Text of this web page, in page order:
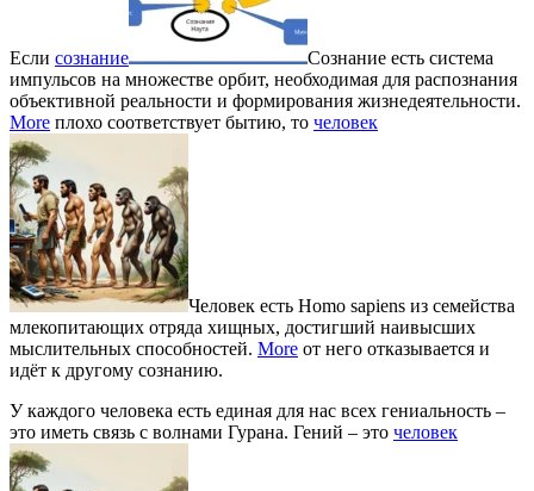
Если сознание
Сознание есть система
импульсов на множестве орбит, необходимая для распознания
объективной реальности и формирования жизнедеятельности.
More плохо соответствует бытию, то человек
Человек есть Homo sapiens из семейства
млекопитающих отряда хищных, достигший наивысших
мыслительных способностей. More от него отказывается и
идёт к другому сознанию.
У каждого человека есть единая для нас всех гениальность –
это иметь связь с волнами Гурана. Гений – это человек